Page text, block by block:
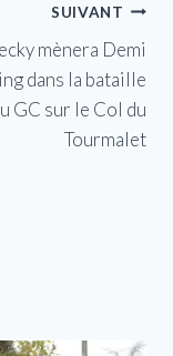
SUIVANT
mènera Demi
dans la bataille
GC sur le Col du
Tourmalet